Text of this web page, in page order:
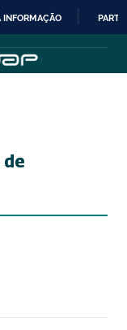
INFORMAÇÃO
de